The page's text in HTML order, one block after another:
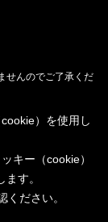
せんのでご了承くだ
）を使用し
キー（cookie）
す。
ください。